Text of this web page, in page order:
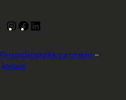
Instagram
Facebook
Persondatapolitik og cookies –
kontakt